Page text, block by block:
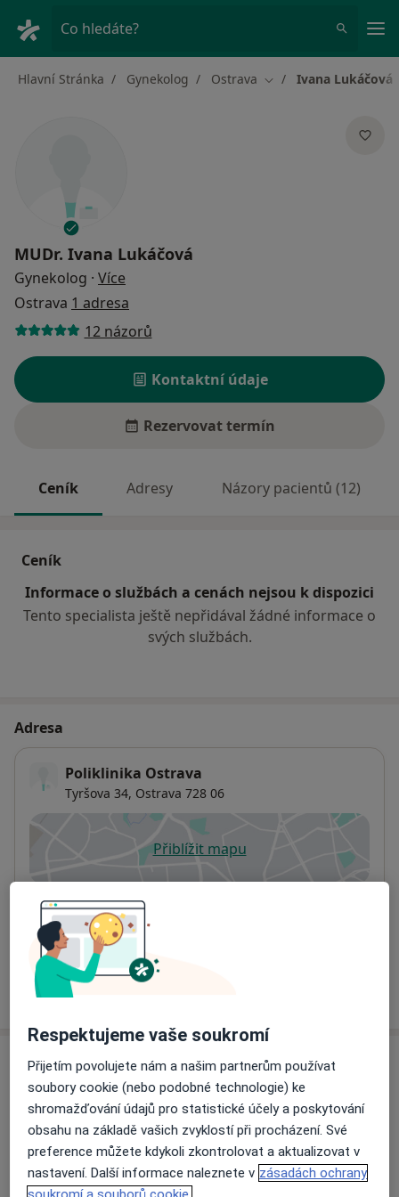
Co hledáte?
Hlavní Stránka Gynekolog Ostrava Změna města
Ivana Lukáčová
MUDr. Ivana Lukáčová
Gynekolog · Více
Ostrava 1 adresa
12 názorů
Kontaktní údaje
Rezervovat termín
Ceník Adresy Názory pacientů (12)
Ceník
Informace o službách a cenách nejsou k dispozici
Tento specialista ještě nepřidával žádné informace o
svých službách.
Adresa
Poliklinika Ostrava
Tyršova 34, Ostrava 728 06
Přiblížit mapuse otevře v nové záložce
Dostupnost
Na této adrese online kalendář není aktivní
Co mám v takové situaci udělat?
Názory
Přidejte svůj názor
12 názorů
Respektujeme vaše soukromí
Přijetím povolujete nám a našim partnerům používat
soubory cookie (nebo podobné technologie) ke
shromažďování údajů pro statistické účely a poskytování
obsahu na základě vašich zvyklostí při procházení. Své
preference můžete kdykoli zkontrolovat a aktualizovat v
nastavení. Další informace naleznete v zásadách ochrany